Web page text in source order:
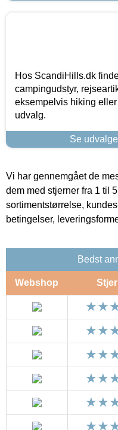
Hos ScandiHills.dk
campingudstyr,
eksempelvis hiking
udvalg.
Se
Vi har gennemgået de
dem med stjerner fra 1 til
sortimentstørrelse,
betingelser,
Bedst
Webshop